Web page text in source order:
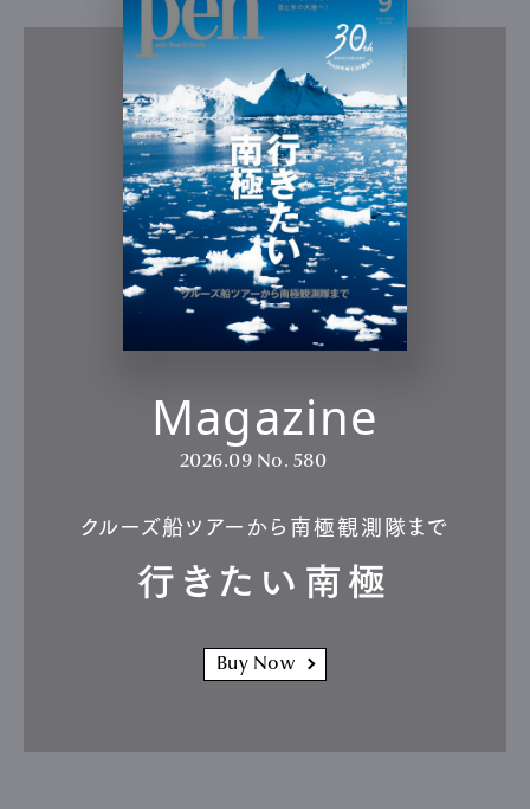
Magazine
2026.09 No. 580
クルーズ船ツアーから南極観測隊まで
行きたい南極
Buy Now